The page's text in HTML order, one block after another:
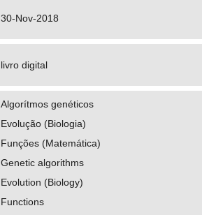
30-Nov-2018
livro digital
Algorítmos genéticos
Evolução (Biologia)
Funções (Matemática)
Genetic algorithms
Evolution (Biology)
Functions